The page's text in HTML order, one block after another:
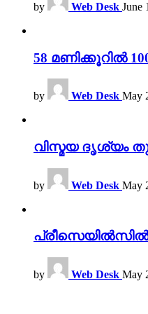
by Web Desk June
58 മണിക്കൂറിൽ
by Web Desk May
വിസ്മയ ദൃശ്യം
by Web Desk May
പ്രീസെയിൽസിൽ
by Web Desk May